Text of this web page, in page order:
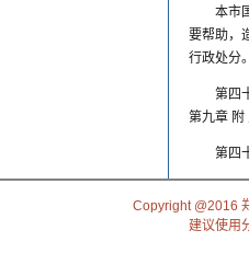
本市
要帮助，
行政处分
第四
第九章 附
第四
Copyright @2016
建议使用